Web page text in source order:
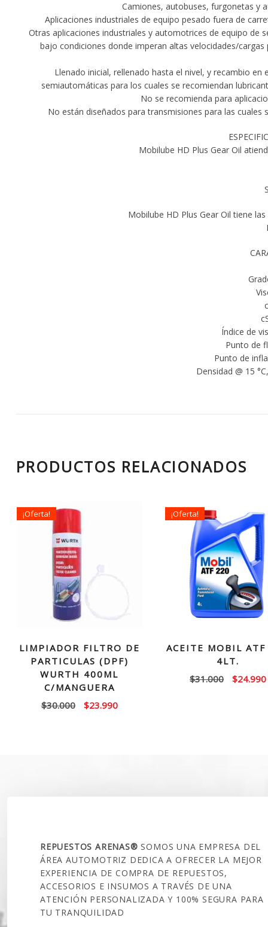
Camiones, autobuses, furgonetas y
Aplicaciones industriales de equipo pesado fuera de
Otras aplicaciones industriales y automotrices de equipo de
bajo condiciones donde imperan altas velocidades/
Llenado inicial, rellenado hasta el nivel, y recambio
semiautomáticas para los cuales se recomiendan
No se recomienda para
No están diseñados para transmisiones para las
Mobilube HD Plus Gear Oil
Mobilube HD Plus Gear Oil tiene
Índice de
Punto de
Punto de
Densidad @ 15
PRODUCTOS RELACIONADOS
¡Oferta!
LIMPIADOR FILTRO DE
PARTICULAS (DPF)
WURTH 400ML
C/MANGUERA
$30.000
El
$23.990El
¡Oferta!
ACEITE MOBIL
4LT.
$31.000
El
$24.990
REPUESTOS ARENAS®SOMOS UNA EMPRESA DEL
ÁREA AUTOMOTRIZ DEDICA A OFRECER LA MEJOR
EXPERIENCIA DE COMPRA DE REPUESTOS,
ACCESORIOS E INSUMOS A TRAVÉS DE UNA
ATENCIÓN PERSONALIZADA Y 100% SEGURA PARA
TU TRANQUILIDAD